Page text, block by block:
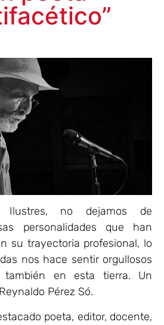
Ilustres, no dejamos de
personalidades que han
su trayectoria profesional, lo
nos hace sentir orgullosos
también en esta tierra. Un
Pérez Só.
poeta, editor, docente,